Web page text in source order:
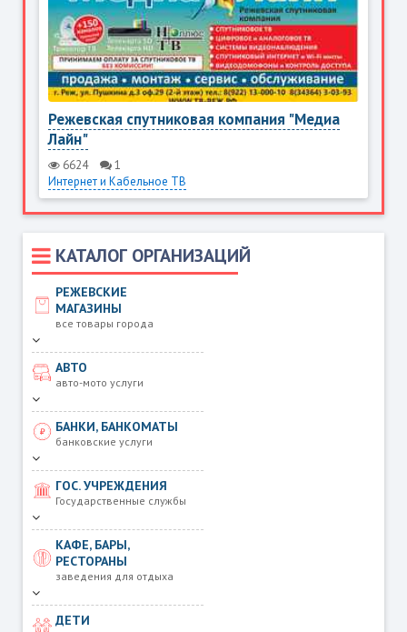
Режевская спутниковая компания "Медиа
Лайн"
6624
1
Интернет и Кабельное ТВ
КАТАЛОГ ОРГАНИЗАЦИЙ
РЕЖЕВСКИЕ
МАГАЗИНЫ
все товары города
АВТО
авто-мото услуги
БАНКИ, БАНКОМАТЫ
банковские услуги
ГОС. УЧРЕЖДЕНИЯ
Государственные службы
КАФЕ, БАРЫ,
РЕСТОРАНЫ
заведения для отдыха
ДЕТИ